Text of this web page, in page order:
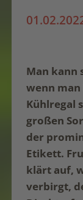
Man kann
wenn
Kühlregal
großen
der
Etikett.
klärt auf,
verbirgt,